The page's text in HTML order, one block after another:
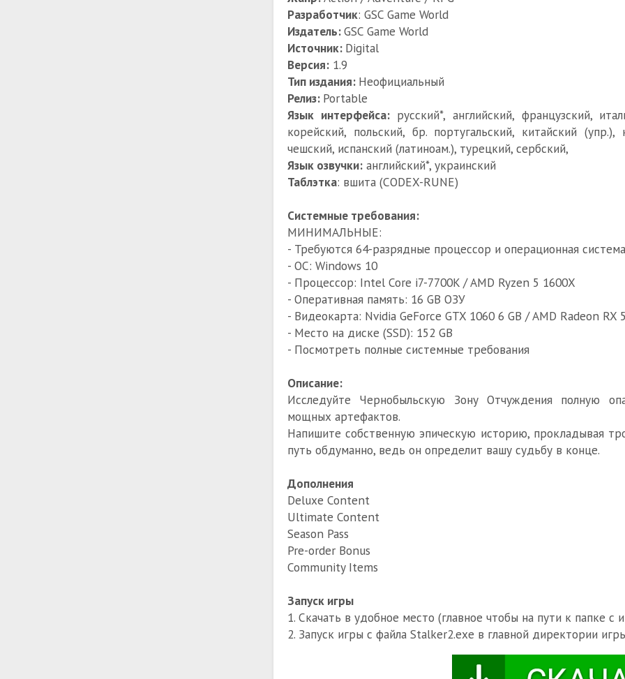
Разработчик: GSC Game World
Издатель:GSC Game World
Источник: Digital
Версия: 1.9
Тип издания: Неофициальный
Релиз: Portable
Язык интерфейса:русский*, английский, французский,
корейский, польский, бр. португальский, китайский
чешский, испанский (латиноам.), турецкий, сербский,
Язык озвучки: английский*, украинский
Таблэтка: вшита (CODEX-RUNE)
Системные требования:
МИНИМАЛЬНЫЕ:
- Требуются 64-разрядные процессор и операционная система
- ОС: Windows 10
- Процессор: Intel Core i7-7700K / AMD Ryzen 5 1600X
- Оперативная память: 16 GB ОЗУ
- Видеокарта: Nvidia GeForce GTX 1060 6 GB / AMD Radeon
- Место на диске (SSD): 152 GB
- Посмотреть полные системные требования
Описание:
Исследуйте Чернобыльскую Зону Отчуждения полную
мощных артефактов.
Напишите собственную эпическую историю, прокладывая
путь обдуманно, ведь он определит вашу судьбу в конце.
Дополнения
Deluxe Content
Ultimate Content
Season Pass
Pre-order Bonus
Community Items
Запуск игры
1. Скачать в удобное место (главное чтобы на пути к папке с
2. Запуск игры с файла Stalker2.exe в главной директории